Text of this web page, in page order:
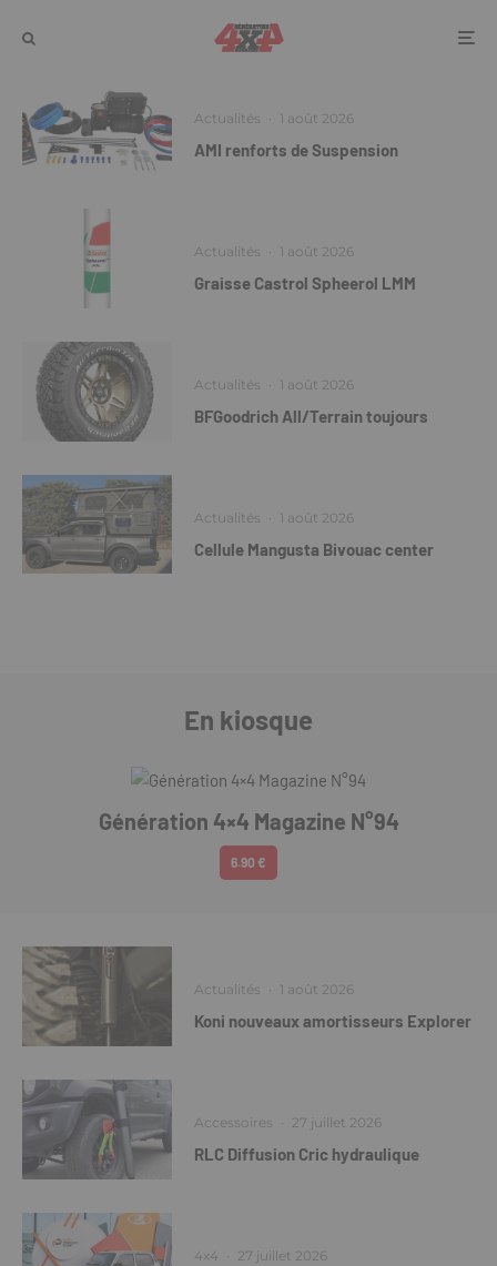
Actualités · 1 août 2026
AMI renforts de Suspension
Actualités · 1 août 2026
Graisse Castrol Spheerol LMM
Actualités · 1 août 2026
BFGoodrich All/Terrain toujours
Actualités · 1 août 2026
Cellule Mangusta Bivouac center
En kiosque
Génération 4×4 Magazine N°94
6.90 €
Actualités · 1 août 2026
Koni nouveaux amortisseurs Explorer
Accessoires · 27 juillet 2026
RLC Diffusion Cric hydraulique
4x4 · 27 juillet 2026